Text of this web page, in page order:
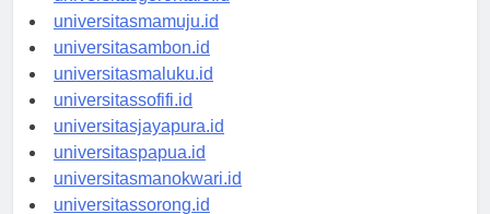
universitasgorontalo.id
universitasmamuju.id
universitasambon.id
universitasmaluku.id
universitassofifi.id
universitasjayapura.id
universitaspapua.id
universitasmanokwari.id